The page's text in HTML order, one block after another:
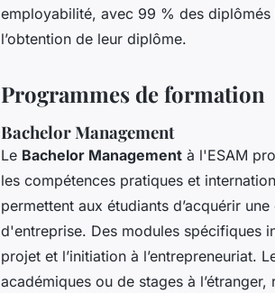
employabilité, avec 99 % des
l’obtention de leur diplôme.
Programmes de formation
Bachelor Management
Le Bachelor Management à l'ESAM
les compétences pratiques et
permettent aux étudiants d’acquérir
d'entreprise. Des modules spécifiques
projet et l’initiation à l’entrepreneuriat.
académiques ou de stages à